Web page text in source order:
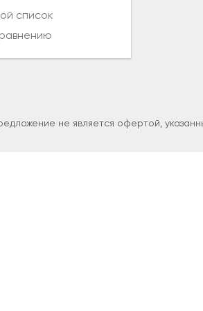
список
не является офертой,